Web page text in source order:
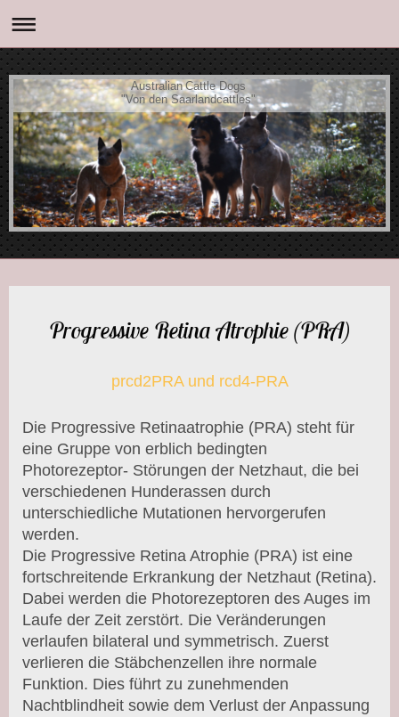
Australian Cattle Dogs
"Von den Saarlandcattles"
Progressive Retina Atrophie (PRA)
prcd2PRA und rcd4-PRA
Die Progressive Retinaatrophie (PRA) steht für
eine Gruppe von erblich bedingten
Photorezeptor- Störungen der Netzhaut, die bei
verschiedenen Hunderassen durch
unterschiedliche Mutationen hervorgerufen
werden.
Die Progressive Retina Atrophie (PRA) ist eine
fortschreitende Erkrankung der Netzhaut (Retina).
Dabei werden die Photorezeptoren des Auges im
Laufe der Zeit zerstört. Die Veränderungen
verlaufen bilateral und symmetrisch. Zuerst
verlieren die Stäbchenzellen ihre normale
Funktion. Dies führt zu zunehmenden
Nachtblindheit sowie dem Verlust der Anpassung